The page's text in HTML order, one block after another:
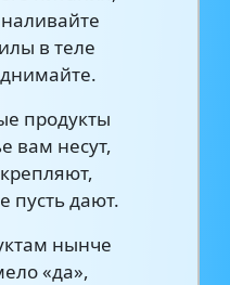
в теле
продукты
вам несут,
пусть дают.
нынче
«да»,